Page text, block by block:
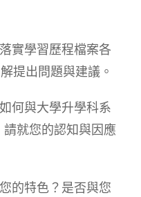
實學習歷程檔案各
提出問題與建議。
何與大學升學科系
就您的認知與因應
的特色？是否與您